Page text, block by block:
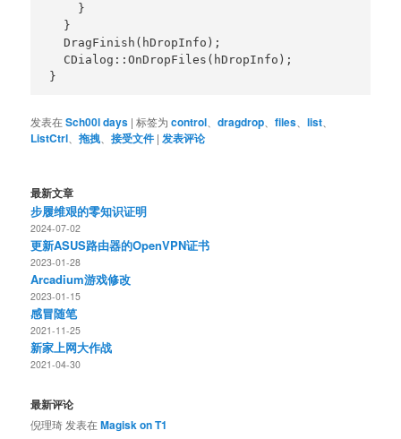
  DragFinish(hDropInfo);
}
发表在Sch00l days |标签为 control 、dragdrop 、files 、list
ListCtrl 、拖拽 、接受文件 | 发表评论
最新文章
步履维艰的零知识证明
2024-07-02
更新ASUS路由器的OpenVPN证书
2023-01-28
Arcadium游戏修改
2023-01-15
感冒随笔
2021-11-25
新家上网大作战
2021-04-30
最新评论
倪理琦发表在Magisk on T1